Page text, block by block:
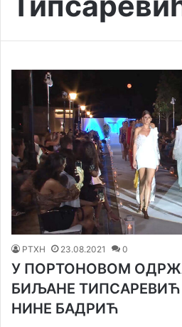
РТХН 23.08.2021 0
У ПОРТОНОВОМ
БИЉАНЕ
НИНЕ БАДРИЋ